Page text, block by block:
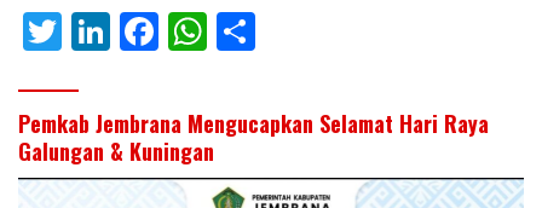
T
itt
er
Li
k
e
dI
F
e
b
o
W
at
s
A
ar
e
Pemkab Jembrana Mengucapkan Selamat Hari Raya
Galungan & Kuningan